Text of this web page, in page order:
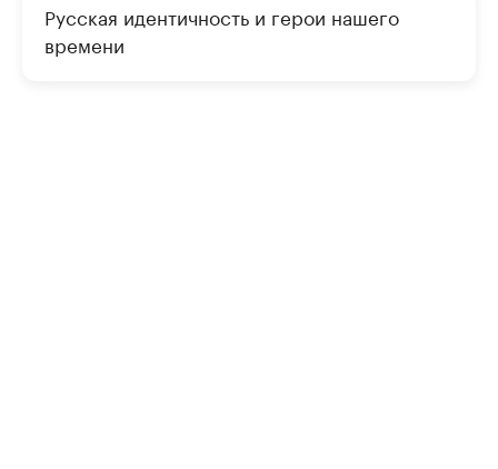
Русская идентичность и герои нашего
времени